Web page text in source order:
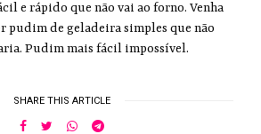
e rápido que não vai ao forno. Venha
pudim de geladeira simples que não
Pudim mais fácil impossível.
SHARE THIS ARTICLE